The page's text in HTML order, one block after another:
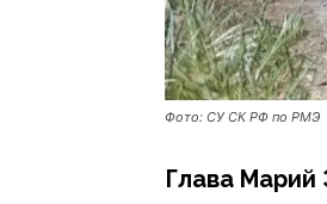
Фото: СУ СК РФ по РМЭ
Глава